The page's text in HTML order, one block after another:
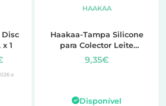
Disc
Absor AntibacX60, x 1
a
HAAKAA
Haakaa-Tampa Silicone
para Colector Leite
(MHK053)
9,35€
Disponível